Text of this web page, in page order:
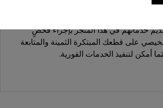
خدماتهم في هذا المتجر بإجراء فحصٍ
على قطعك المبتكرة الثمينة والمتابعة
أمكن لتنفيذ الخدمات الفورية.